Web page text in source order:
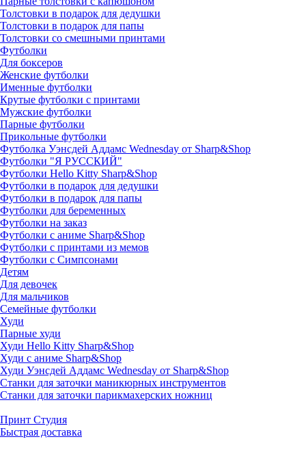
Толстовки в подарок для дедушки
Толстовки в подарок для папы
Толстовки со смешными принтами
Футболки
Для боксеров
Женские футболки
Именные футболки
Крутые футболки с принтами
Мужские футболки
Парные футболки
Прикольные футболки
Футболка Уэнсдей Аддамс Wednesday от Sharp&Shop
Футболки "Я РУССКИЙ"
Футболки Hello Kitty Sharp&Shop
Футболки в подарок для дедушки
Футболки в подарок для папы
Футболки для беременных
Футболки на заказ
Футболки с аниме Sharp&Shop
Футболки с принтами из мемов
Футболки с Симпсонами
Детям
Для девочек
Для мальчиков
Семейные футболки
Худи
Парные худи
Худи Hello Kitty Sharp&Shop
Худи с аниме Sharp&Shop
Худи Уэнсдей Аддамс Wednesday от Sharp&Shop
Станки для заточки маникюрных инструментов
Станки для заточки парикмахерских ножниц
Принт Студия
Быстрая доставка